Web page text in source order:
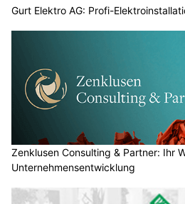
Gurt Elektro AG: Profi-
Zenklusen Consulting & Partner: Ihr
Unternehmensentwicklung